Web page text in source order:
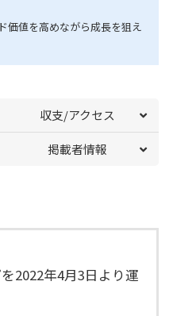
価値を高めながら成長を狙え
収支/アクセス
掲載者情報
2022年4月3日より運